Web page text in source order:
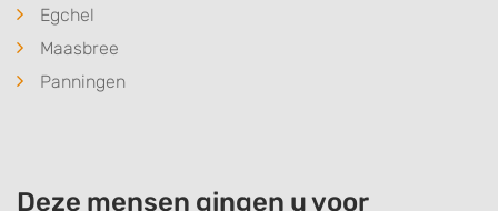
Egchel
Maasbree
Panningen
Deze mensen gingen u voor